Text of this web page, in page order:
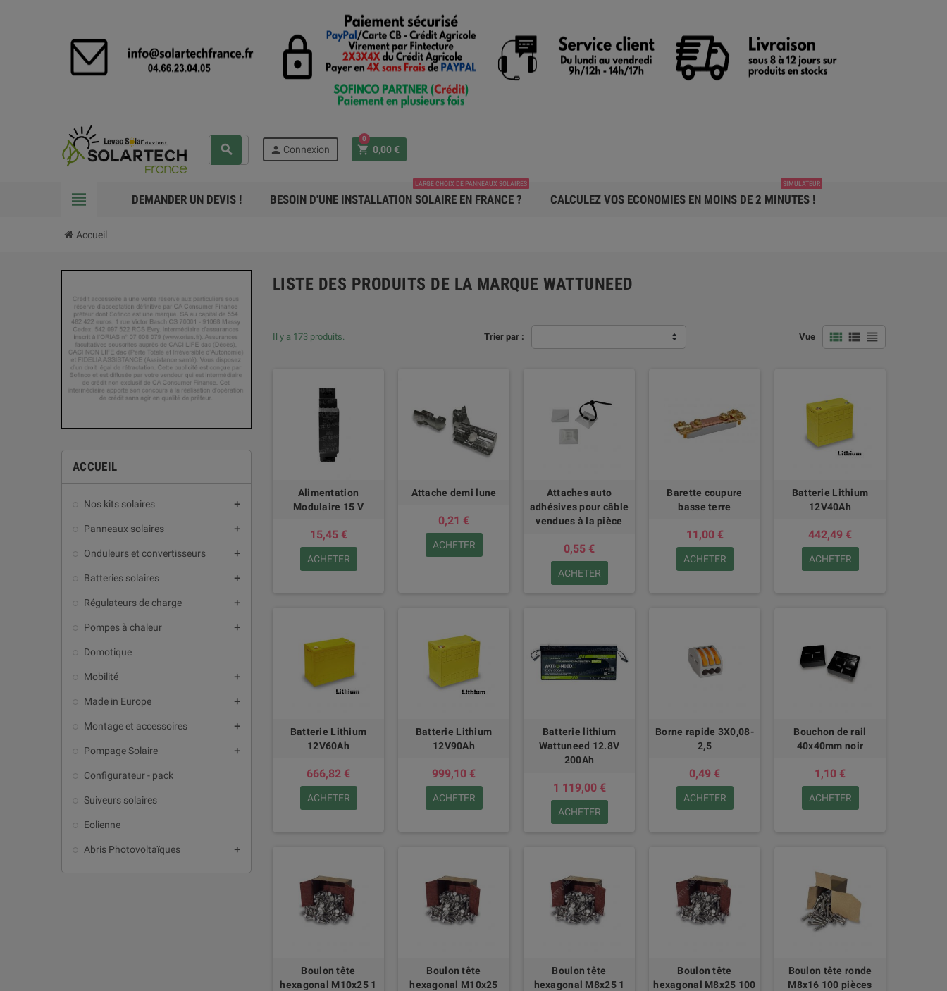
search person Connexion shopping_cart 0,00 €
0
view_headline DEMANDER UN DEVIS ! BESOIN D'UNE INSTALLATION SOLAIRE EN FRANCE ?
LARGE CHOIX DE PANNEAUX SOLAIRES
CALCULEZ VOS ECONOMIES EN MOINS DE 2 MINUTES !
SIMULATEUR
Accueil
ACCUEIL
Nos kits solaires add
Panneaux solaires add
Onduleurs et convertisseurs add
Batteries solaires add
Régulateurs de charge add
Pompes à chaleur add
Domotique
Mobilité add
Made in Europe add
Montage et accessoires add
Pompage Solaire add
Configurateur - pack
Suiveurs solaires
Eolienne
Abris Photovoltaïques add
LISTE DES PRODUITS DE LA MARQUE WATTUNEED
Trier par : Vue view_comfy view_list view_headline
Il y a 173 produits.
Alimentation
Modulaire 15 V
15,45 €
ACHETER
Attache demi lune
0,21 €
ACHETER
Attaches auto
adhésives pour câble
vendues à la pièce
0,55 €
ACHETER
Barette coupure
basse terre
11,00 €
ACHETER
Batterie Lithium
12V40Ah
442,49 €
ACHETER
Batterie Lithium
12V60Ah
666,82 €
ACHETER
Batterie Lithium
12V90Ah
999,10 €
ACHETER
Batterie lithium
Wattuneed 12.8V
200Ah
1 119,00 €
ACHETER
Borne rapide 3X0,08-
2,5
0,49 €
ACHETER
Bouchon de rail
40x40mm noir
1,10 €
ACHETER
Boulon tête
hexagonal M10x25 1
Boulon tête
hexagonal M10x25
Boulon tête
hexagonal M8x25 1
Boulon tête
hexagonal M8x25 100
Boulon tête ronde
M8x16 100 pièces